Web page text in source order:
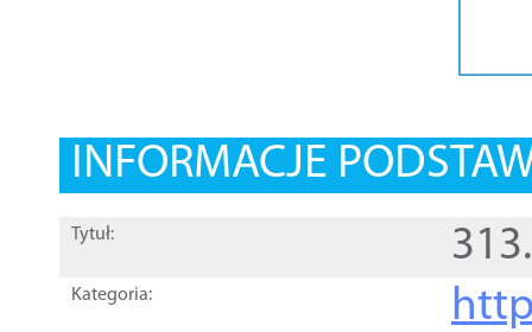
INFORMACJE
Tytuł:
Kategoria: